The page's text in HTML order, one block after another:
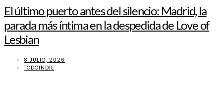
El último puerto antes del silencio: Madrid, la
parada más íntima en la despedida de Love of
Lesbian
8 JULIO, 2026
TODOINDIE